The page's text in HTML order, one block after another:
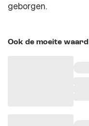
geborgen.
Ook de moeite waard